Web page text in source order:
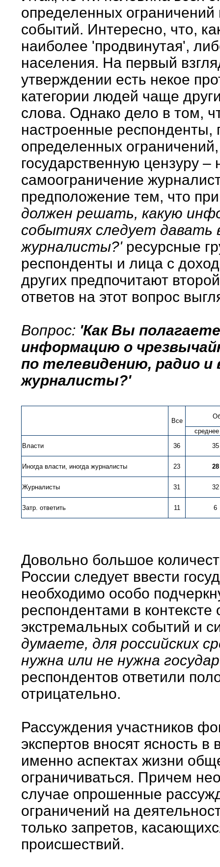
определенных
событий. Интересно, что,
наиболее 'продвинутая',
населения. На первый
утверждении есть некое
категории людей чаще
слова. Однако дело в том,
настроенные респонденты,
определенных
государственную цензуру
самоограничение
предположение тем, что
должен решать, какую
событиях следует
журналисты?'ресурсные
респонденты и лица с
других предпочитают
ответов на этот вопрос
Вопрос: 'Как Вы
информацию о
по телевидению, радио и
журналисты?'
Все
Власти
36 35
Иногда власти, иногда журналисты 23 28
Журналисты 31 32
Затр. ответить 11 6
Довольно большое
России следует ввести
необходимо особо
респондентами в
экстремальных событий и
думаете, для российских
нужна или не нужна
респондентов ответили
отрицательно.
Рассуждения участников
экспертов вносят ясность
именно аспектах жизни
ограничиваться. Причем
случае опрошенные
ограничений на
только запретов,
происшествий.